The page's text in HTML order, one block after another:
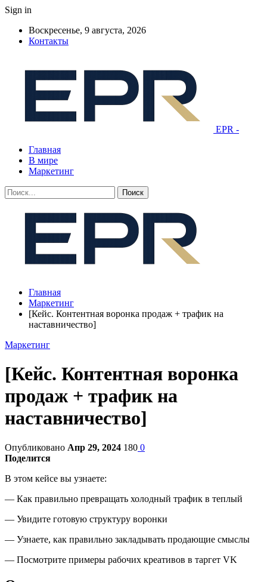
Sign in
Воскресенье, 9 августа, 2026
Контакты
EPR -
Главная
В мире
Маркетинг
Главная
Маркетинг
[Кейс. Контентная воронка продаж + трафик на
наставничество]
Маркетинг
[Кейс. Контентная воронка
продаж + трафик на
наставничество]
Опубликовано Апр 29, 2024 180 0
Поделится
В этом кейсе вы узнаете:
— Как правильно превращать холодный трафик в теплый
— Увидите готовую структуру воронки
— Узнаете, как правильно закладывать продающие смыслы
— Посмотрите примеры рабочих креативов в таргет VK